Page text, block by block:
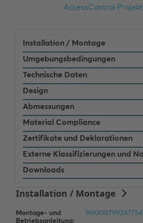
Installation / Montage
Umgebungsbedingungen
Technische Daten
Design
Abmessungen
Material Compliance
Zertifikate und Deklarationen
Externe Klassifizierungen und
Downloads